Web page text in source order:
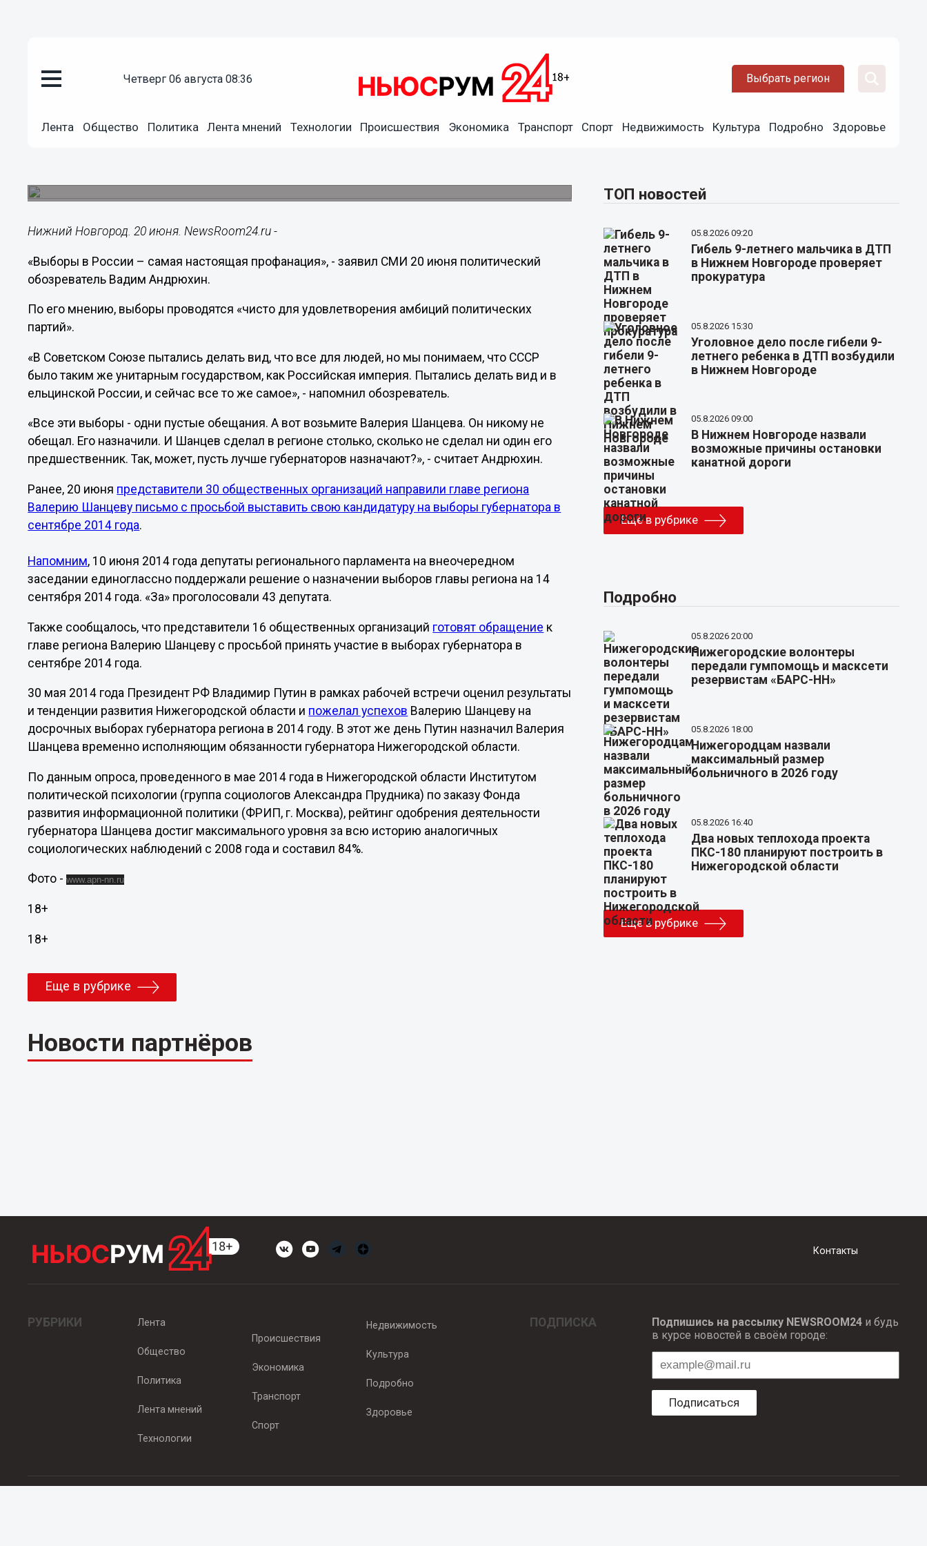
четверг 06 августа 08:36 Выбрать регион
Лента Общество Политика Лента мнений Технологии Происшествия Экономика Транспорт Спорт Недвижимость Культура Подробно Здоровье
Выборы в России – самая настоящая профанация, - Вадим
Нижний Новгород. 20 июня. NewsRoom24.ru -
«Выборы в России – самая настоящая профанация», - заявил СМИ 20 июня политический
обозреватель Вадим Андрюхин.
По его мнению, выборы проводятся «чисто для удовлетворения амбиций политических
партий».
«В Советском Союзе пытались делать вид, что все для людей, но мы понимаем, что СССР
было таким же унитарным государством, как Российская империя. Пытались делать вид и в
ельцинской России, и сейчас все то же самое», - напомнил обозреватель.
«Все эти выборы - одни пустые обещания. А вот возьмите Валерия Шанцева. Он никому не
обещал. Его назначили. И Шанцев сделал в регионе столько, сколько не сделал ни один его
предшественник. Так, может, пусть лучше губернаторов назначают?», - считает Андрюхин.
Ранее, 20 июня представители 30 общественных организаций направили главе региона
Валерию Шанцеву письмо с просьбой выставить свою кандидатуру на выборы губернатора в
сентябре 2014 года.
Напомним, 10 июня 2014 года депутаты регионального парламента на внеочередном
заседании единоглассно поддержали решение о назначении выборов главы региона на 14
сентября 2014 года. «За» проголосовали 43 депутата.
Также сообщалось, что представители 16 общественных организаций готовят обращение к
главе региона Валерию Шанцеву с просьбой принять участие в выборах губернатора в
сентябре 2014 года.
30 мая 2014 года Президент РФ Владимир Путин в рамках рабочей встречи оценил результаты
и тенденции развития Нижегородской области и пожелал успехов Валерию Шанцеву на
досрочных выборах губернатора региона в 2014 году. В этот же день Путин назначил Валерия
Шанцева временно исполняющим обязанности губернатора Нижегородской области.
По данным опроса, проведенного в мае 2014 года в Нижегородской области Институтом
политической психологии (группа социологов Александра Прудника) по заказу Фонда
развития информационной политики (ФРИП, г. Москва), рейтинг одобрения деятельности
губернатора Шанцева достиг максимального уровня за всю историю аналогичных
социологических наблюдений с 2008 года и составил 84%.
Фото -www.apn-nn.ru
18+
18+
Еще в рубрике
Новости партнёров
ТОП новостей
05.8.2026 09:20
Гибель 9-летнего мальчика в ДТП
в Нижнем Новгороде проверяет
прокуратура
05.8.2026 15:30
Уголовное дело после гибели 9-
летнего ребенка в ДТП возбудили
в Нижнем Новгороде
05.8.2026 09:00
В Нижнем Новгороде назвали
возможные причины остановки
канатной дороги
Еще в рубрике
Подробно
05.8.2026 20:00
Нижегородские волонтеры
передали гумпомощь и масксети
резервистам «БАРС-НН»
05.8.2026 18:00
Нижегородцам назвали
максимальный размер
больничного в 2026 году
05.8.2026 16:40
Два новых теплохода проекта
ПКС-180 планируют построить в
Нижегородской области
Еще в рубрике
Контакты
РУБРИКИ Лента
Общество
Политика
Лента мнений
Технологии
Происшествия
Экономика
Транспорт
Спорт
Недвижимость
Культура
Подробно
Здоровье
ПОДПИСКА Подпишись на рассылку NEWSROOM24и будь
в курсе новостей в своём городе:
Подписаться